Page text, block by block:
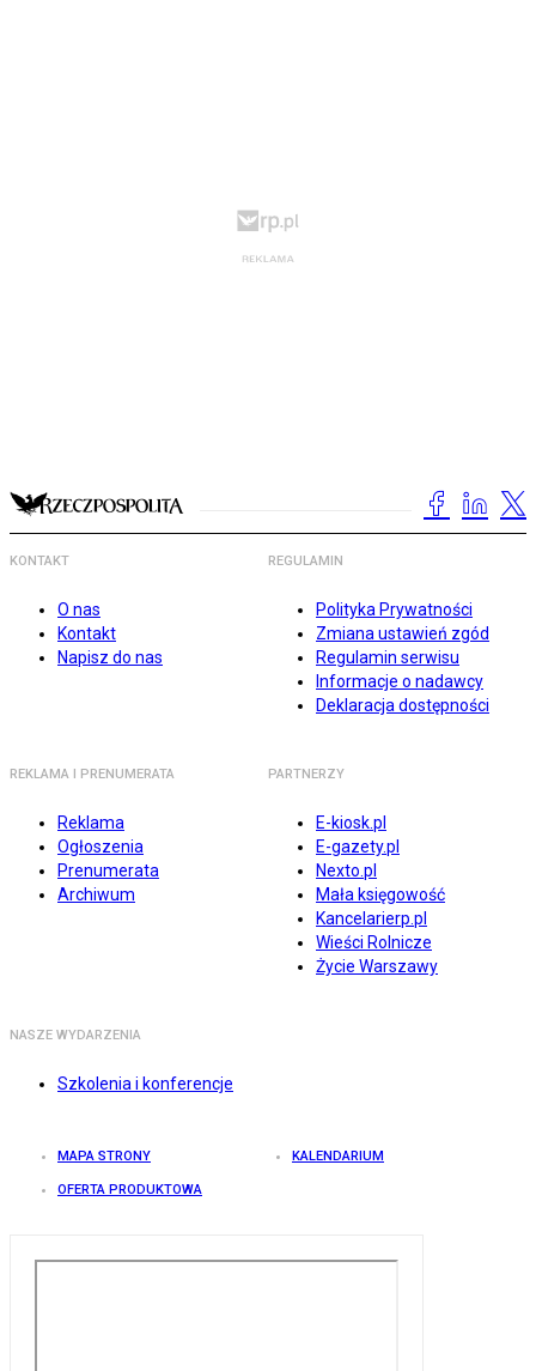
KONTAKT
O nas
Kontakt
Napisz do nas
REGULAMIN
Polityka Prywatności
Zmiana ustawień zgód
Regulamin serwisu
Informacje o nadawcy
Deklaracja dostępności
REKLAMA I PRENUMERATA
Reklama
Ogłoszenia
Prenumerata
Archiwum
PARTNERZY
E-kiosk.pl
E-gazety.pl
Nexto.pl
Mała księgowość
Kancelarierp.pl
Wieści Rolnicze
Życie Warszawy
NASZE WYDARZENIA
Szkolenia i konferencje
MAPA STRONY KALENDARIUM
OFERTA PRODUKTOWA